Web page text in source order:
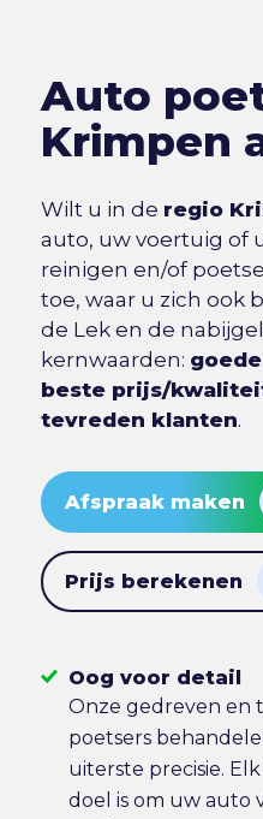
Auto
Krimpen
Wilt u in de regio
auto, uw voertuig of
reinigen en/of
toe, waar u zich ook
de Lek en de
kernwaarden:
beste prijs/
tevreden klanten.
Afspraak maken
Prijs berekenen
Oog voor detail
Onze gedreven en
poetsers
uiterste precisie.
doel is om uw auto